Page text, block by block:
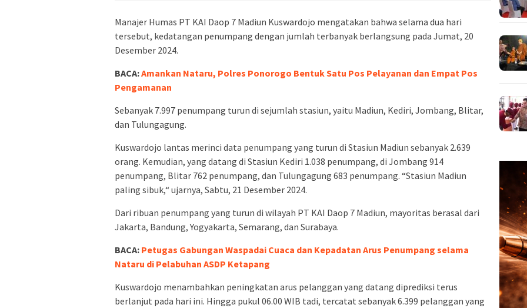
Manajer Humas PT KAI Daop 7 Madiun Kuswardojo mengatakan bahwa selama dua hari
tersebut, kedatangan penumpang dengan jumlah terbanyak berlangsung pada Jumat, 20
Desember 2024.
BACA:Amankan Nataru, Polres Ponorogo Bentuk Satu Pos Pelayanan dan Empat Pos
Pengamanan
Sebanyak 7.997 penumpang turun di sejumlah stasiun, yaitu Madiun, Kediri, Jombang, Blitar,
dan Tulungagung.
Kuswardojo lantas merinci data penumpang yang turun di Stasiun Madiun sebanyak 2.639
orang. Kemudian, yang datang di Stasiun Kediri 1.038 penumpang, di Jombang 914
penumpang, Blitar 762 penumpang, dan Tulungagung 683 penumpang. “Stasiun Madiun
paling sibuk,“ ujarnya, Sabtu, 21 Desember 2024.
Dari ribuan penumpang yang turun di wilayah PT KAI Daop 7 Madiun, mayoritas berasal dari
Jakarta, Bandung, Yogyakarta, Semarang, dan Surabaya.
BACA: Petugas Gabungan Waspadai Cuaca dan Kepadatan Arus Penumpang selama
Nataru di Pelabuhan ASDP Ketapang
Kuswardojo menambahkan peningkatan arus pelanggan yang datang diprediksi terus
berlanjut pada hari ini. Hingga pukul 06.00 WIB tadi, tercatat sebanyak 6.399 pelanggan yang